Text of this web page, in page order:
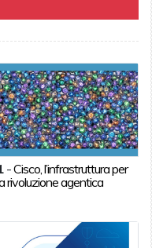
-Cisco, l’infrastruttura per
rivoluzione agentica